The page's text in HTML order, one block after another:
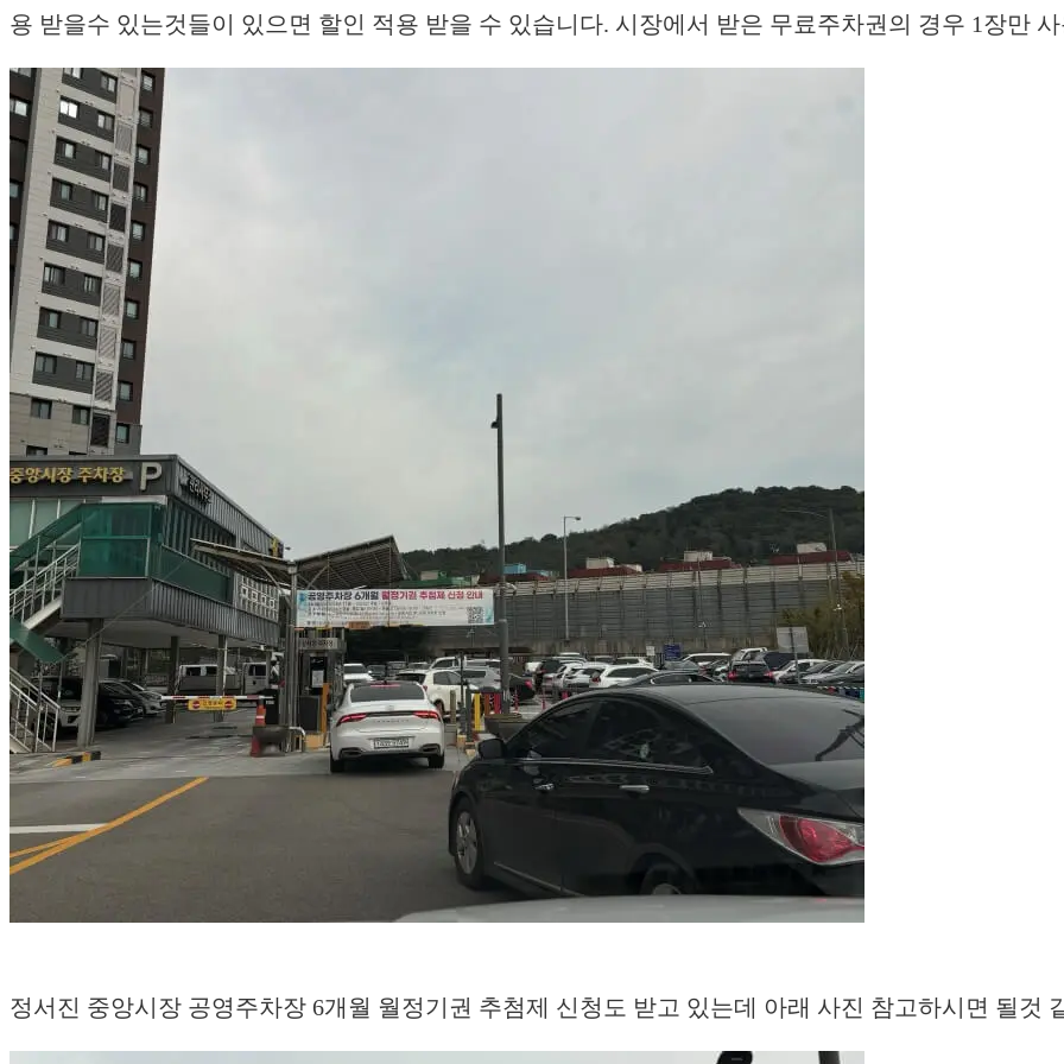
용 받을수 있는것들이 있으면 할인 적용 받을 수 있습니다. 시장에서 받은 무료주차권의 경우 1장만
정서진 중앙시장 공영주차장 6개월 월정기권 추첨제 신청도 받고 있는데 아래 사진 참고하시면 될것